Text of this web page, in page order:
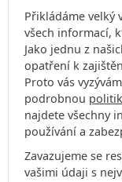
Přikládáme velký
všech informací,
Jako jednu z
opatření k
Proto vás
podrobnou
najdete všechny
používání a
Zavazujeme se
vašimi údaji s